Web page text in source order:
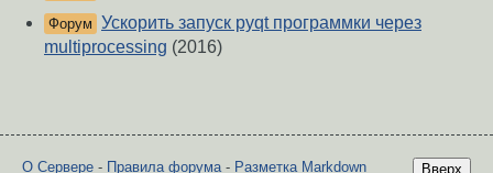
Форум Ускорить запуск pyqt программки через
multiprocessing (2016)
Вверх
О Сервере - Правила форума - Разметка Markdown